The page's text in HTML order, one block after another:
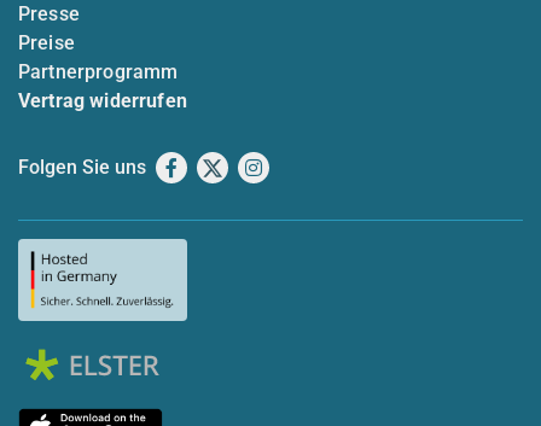
Presse
Preise
Partnerprogramm
Vertrag widerrufen
Folgen Sie uns Facebook
X Instagram